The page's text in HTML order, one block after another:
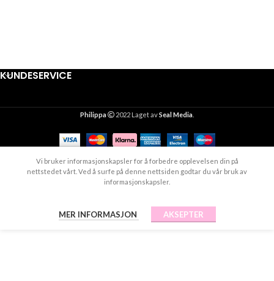
KUNDESERVICE
Philippa 2022 Laget avSeal Media
Vi bruker informasjonskapsler for å forbedre opplevelsen din på
nettstedet vårt. Ved å surfe på denne nettsiden godtar du vår bruk av
informasjonskapsler.
MER INFORMASJON AKSEPTER